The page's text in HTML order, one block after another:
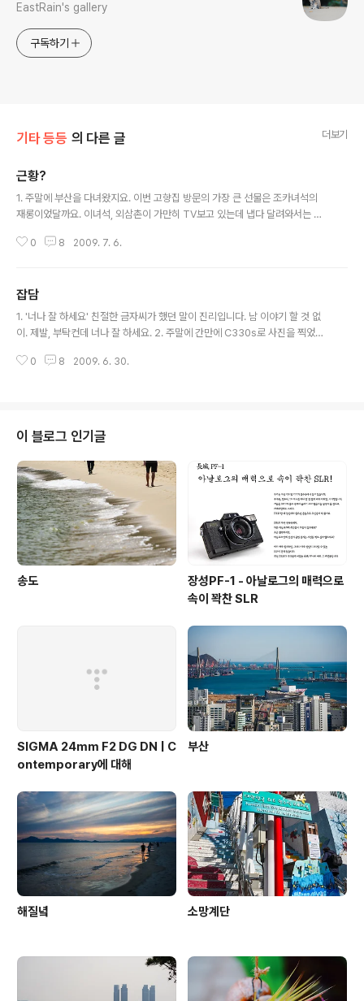
EastRain's gallery
구독하기
기타 등등 의 다른 글 더보기
근황?
1. 주말에 부산을 다녀왔지요. 이번 고향집 방문의 가장 큰 선물은 조카녀석의
재롱이었달까요. 이녀석, 외삼촌이 가만히 TV보고 있는데 냅다 달려와서는 입
털 똑딱이의 뽐뿌가 가시질 않아요. 진짜 이러다가 조만간 DP2를 지르지 않을
지를 다녀왔는데, 철거된다는 사실이 안타까울 뿐이었습니다. 사진으로 남겨둔
다는 건 이럴 때 빛을 발하는 것 같아요. 4. 번개친다고 그래놓고 계속 번개를 못
치고 있네요. 이건 좀 확실히 문제가... 18일이나 19일쯤에 번개를 칠까 생각중..
0 8 2009. 7. 6.
잡담
1. '너나 잘 하세요' 친절한 금자씨가 했던 말이 진리입니다. 남 이야기 할 것 없
이. 제발, 부탁컨데 너나 잘 하세요. 2. 주말에 간만에 C330s로 사진을 찍었습
현상소에 들를 수 있을 것 같군요. 3. '첫술에 배부를 수 없다' 요거도 진리입니
죠... 노멀도는 매우 평균적인 위치에 속해있고 '신중파 포말 새디스트' 라는군
요... -_- 궁금하시면 여러분들..
0 8 2009. 6. 30.
이 블로그 인기글
송도
장성PF-1 - 아날로그의 매력으로
속이 꽉찬 SLR
SIGMA 24mm F2 DG DN | C
ontemporary에 대해
부산
해질녘 소망계단